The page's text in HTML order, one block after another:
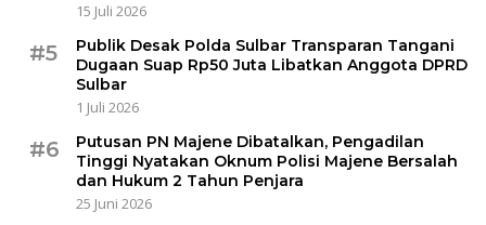
15 Juli 2026
#5
Publik Desak Polda Sulbar Transparan Tangani
Dugaan Suap Rp50 Juta Libatkan Anggota DPRD
Sulbar
1 Juli 2026
#6
Putusan PN Majene Dibatalkan, Pengadilan
Tinggi Nyatakan Oknum Polisi Majene Bersalah
dan Hukum 2 Tahun Penjara
25 Juni 2026